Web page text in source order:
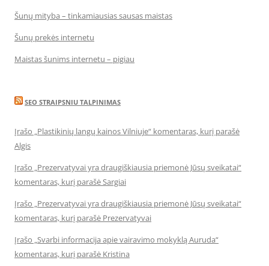
Šunų mityba – tinkamiausias sausas maistas
Šunų prekės internetu
Maistas šunims internetu – pigiau
SEO STRAIPSNIU TALPINIMAS
Įrašo „Plastikinių langų kainos Vilniuje“ komentaras, kurį parašė
Algis
Įrašo „Prezervatyvai yra draugiškiausia priemonė Jūsų sveikatai“
komentaras, kurį parašė Sargiai
Įrašo „Prezervatyvai yra draugiškiausia priemonė Jūsų sveikatai“
komentaras, kurį parašė Prezervatyvai
Įrašo „Svarbi informacija apie vairavimo mokyklą Auruda“
komentaras, kurį parašė Kristina